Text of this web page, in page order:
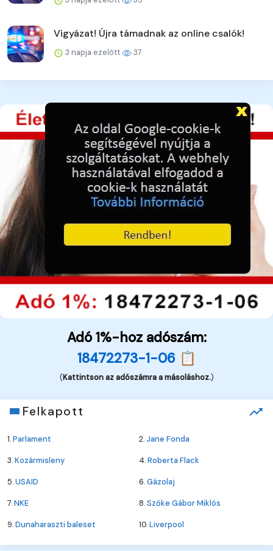
Vigyázat! Újra támadnak az online csalók!
3 napja ezelőtt 37
Adó 1%-hoz adószám:
18472273-1-06 📋
(Kattintson az adószámra a másoláshoz.)
Felkapott
1.Parlament 2.Jane Fonda
3.Kozármisleny 4.Roberta Flack
5.USAID 6.Gázolaj
7.NKE 8.Szőke Gábor Miklós
9.Dunaharaszti baleset 10.Liverpool